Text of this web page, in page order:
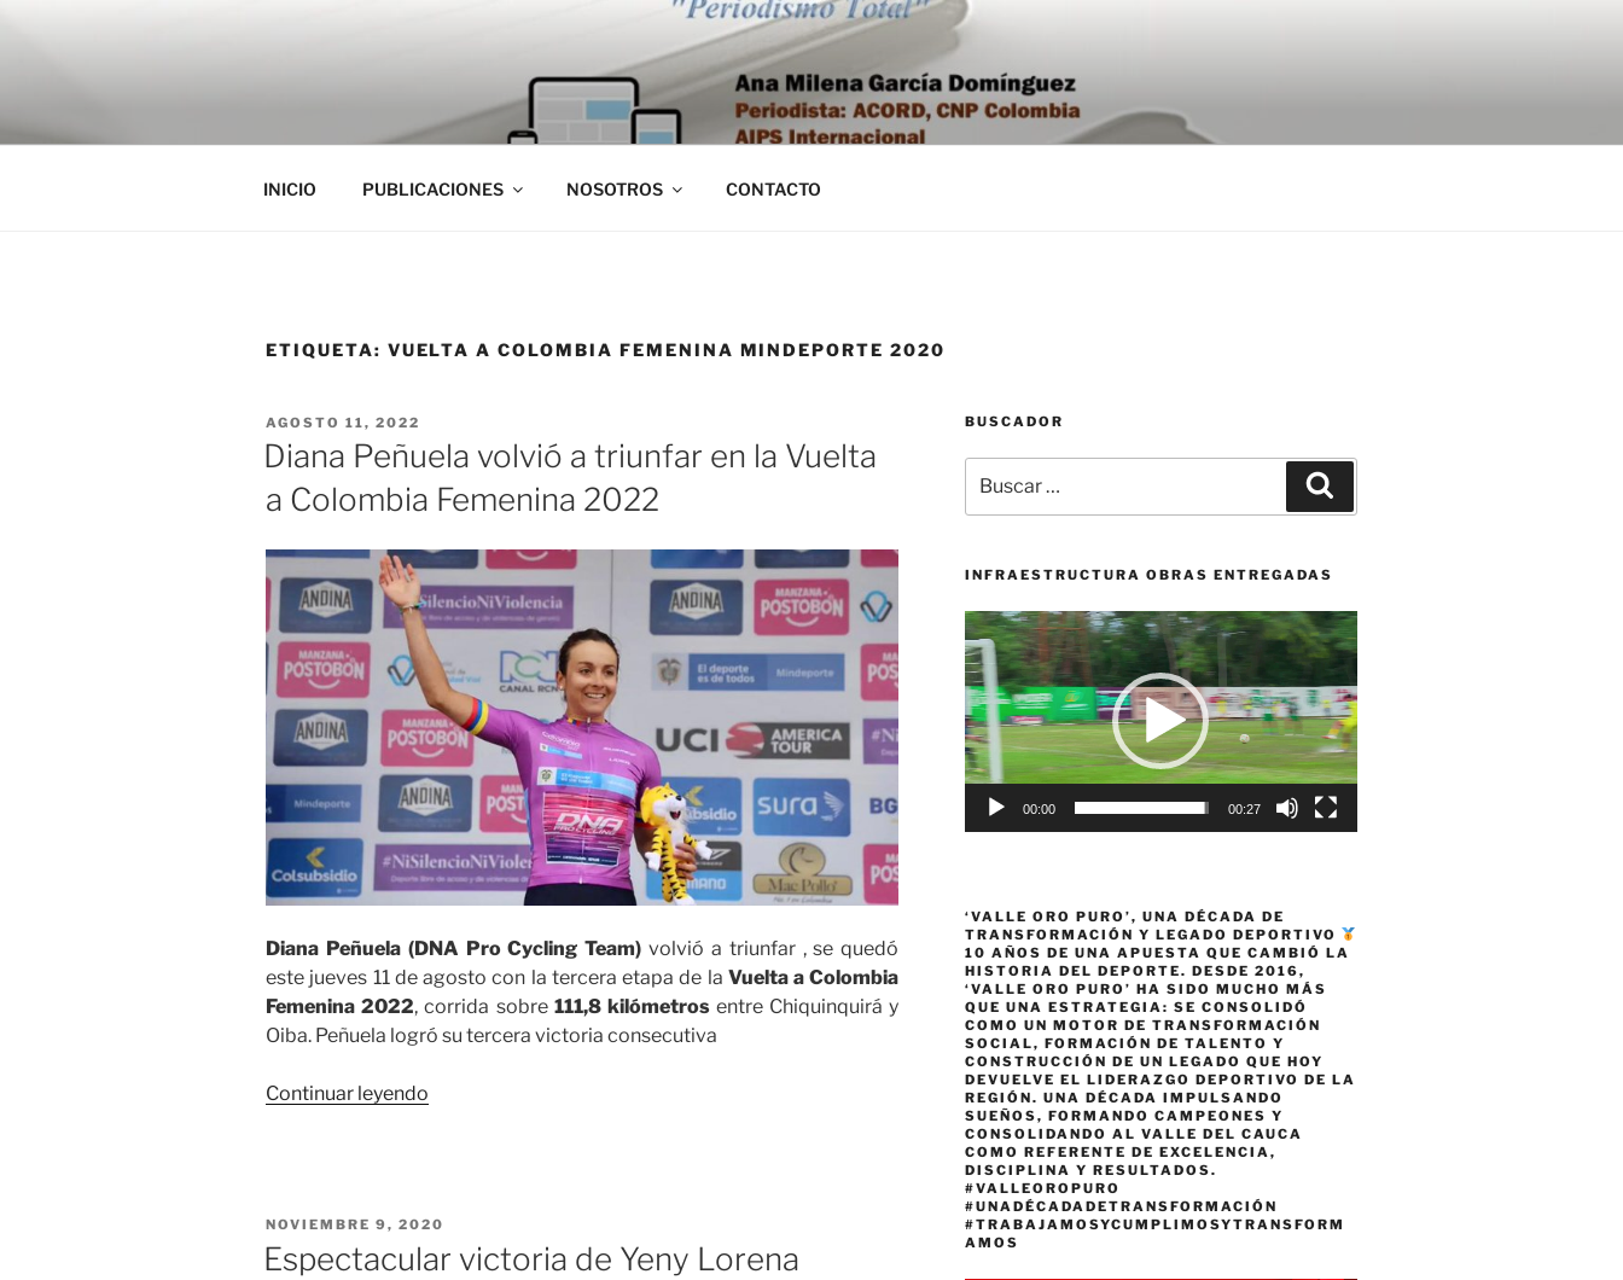
INICIO PUBLICACIONES NOSOTROS CONTACTO
ETIQUETA: VUELTA A COLOMBIA FEMENINA MINDEPORTE 2020
PUBLICADO
EL
AGOSTO 11, 2022
Diana Peñuela volvió a triunfar en la Vuelta
a Colombia Femenina 2022
Diana Peñuela (DNA Pro Cycling Team) volvió a triunfar , se quedó
este jueves 11 de agosto con la tercera etapa de la Vuelta a Colombia
Femenina 2022, corrida sobre 111,8 kilómetrosentre Chiquinquirá y
Oiba. Peñuela logró su tercera victoria consecutiva
Continuar leyendo
en
la
PUBLICADO
EL
NOVIEMBRE 9, 2020
Espectacular victoria de Yeny Lorena
BUSCADOR
por:
INFRAESTRUCTURA OBRAS ENTREGADAS
Reproductor
de
vídeo
00:00 00:27
‘VALLE ORO PURO’, UNA DÉCADA DE
TRANSFORMACIÓN Y LEGADO DEPORTIVO
10 AÑOS DE UNA APUESTA QUE CAMBIÓ LA
HISTORIA DEL DEPORTE. DESDE 2016,
‘VALLE ORO PURO’ HA SIDO MUCHO MÁS
QUE UNA ESTRATEGIA: SE CONSOLIDÓ
COMO UN MOTOR DE TRANSFORMACIÓN
SOCIAL, FORMACIÓN DE TALENTO Y
CONSTRUCCIÓN DE UN LEGADO QUE HOY
DEVUELVE EL LIDERAZGO DEPORTIVO DE LA
REGIÓN. UNA DÉCADA IMPULSANDO
SUEÑOS, FORMANDO CAMPEONES Y
CONSOLIDANDO AL VALLE DEL CAUCA
COMO REFERENTE DE EXCELENCIA,
DISCIPLINA Y RESULTADOS.
#VALLEOROPURO
#UNADÉCADADETRANSFORMACIÓN
#TRABAJAMOSYCUMPLIMOSYTRANSFORM
AMOS